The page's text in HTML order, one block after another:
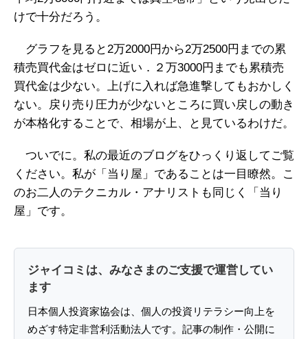
けで十分だろう。
グラフを見ると2万2000円から2万2500円までの累
積売買代金はゼロに近い．２万3000円までも累積売
買代金は少ない。上げに入れば急進撃してもおかしく
ない。戻り売り圧力が少ないところに買い戻しの動き
が本格化することで、相場が上、と見ているわけだ。
ついでに。私の最近のブログをひっくり返してご覧
ください。私が「当り屋」であることは一目瞭然。こ
のお二人のテクニカル・アナリストも同じく「当り
屋」です。
ジャイコミは、みなさまのご支援で運営してい
ます
日本個人投資家協会は、個人の投資リテラシー向上を
めざす特定非営利活動法人です。記事の制作・公開に